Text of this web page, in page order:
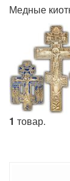
Медные
1 товар.